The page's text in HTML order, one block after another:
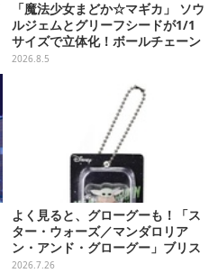
「魔法少女まどか☆マギカ」 ソウ
ルジェムとグリーフシードが1/1
サイズで立体化！ボールチェーン
を外せばフィギュアとして飾れる
2026.8.5
よく見ると、グローグーも！「ス
ター・ウォーズ／マンダロリア
ン・アンド・グローグー」ブリス
ターチャームコレクションがガシ
2026.7.26